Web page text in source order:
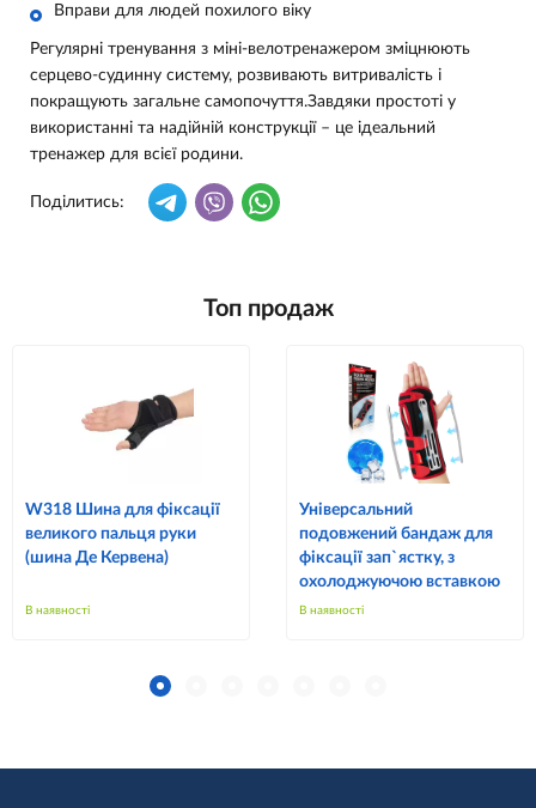
Вправи для людей похилого віку
Регулярні тренування з міні-велотренажером зміцнюють
серцево-судинну систему, розвивають витривалість і
покращують загальне самопочуття.Завдяки простоті у
використанні та надійній конструкції – це ідеальний
тренажер для всієї родини.
Поділитись:
Топ продаж
W318 Шина для фіксації
великого пальця руки
(шина Де Кервена)
В наявності
Універсальний
подовжений бандаж для
фіксації зап`ястку, з
охолоджуючою вставкою
В наявності